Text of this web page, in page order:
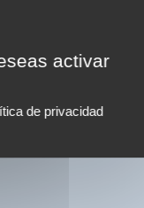
activar
de privacidad